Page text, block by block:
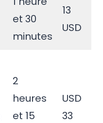
et 30
minutes
13
USD
2
heures
et 15
USD
33